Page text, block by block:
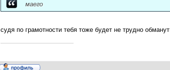
маего
судя по грамотности тебя тоже будет не трудно